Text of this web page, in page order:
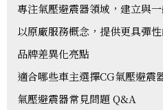
專注氣壓避震器領域，建立與
以原廠服務概念，提供更具彈
品牌差異化亮點
適合哪些車主選擇CG氣壓避震
氣壓避震器常見問題 Q&A